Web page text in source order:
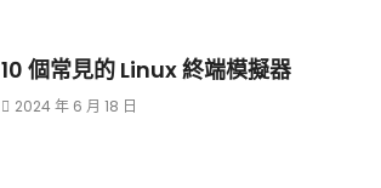
10 個常見的 Linux 終端模擬器
2024 年 6 月 18 日